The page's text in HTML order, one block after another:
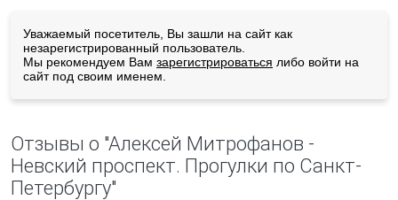
Уважаемый посетитель, Вы зашли на сайт как
незарегистрированный пользователь.
Мы рекомендуем Вам зарегистрироваться либо войти на
сайт под своим именем.
Отзывы о "Алексей Митрофанов -
Невский проспект. Прогулки по Санкт-
Петербургу"